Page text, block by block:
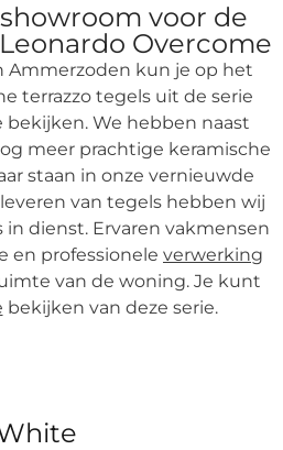
voor de
Overcome
Ammerzoden kun je op het
terrazzo tegels uit de serie
bekijken. We hebben naast
meer prachtige keramische
staan in onze vernieuwde
van tegels hebben wij
dienst. Ervaren vakmensen
en professionele verwerking
van de woning. Je kunt
bekijken van deze serie.